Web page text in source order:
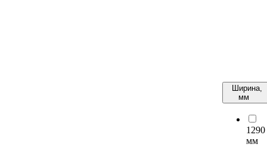
Ширина,
мм
1290
мм